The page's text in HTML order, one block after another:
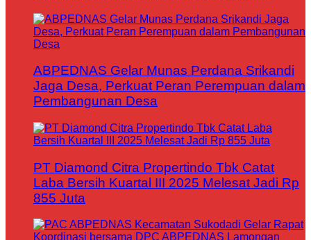
ABPEDNAS Gelar Munas Perdana Srikandi
Jaga Desa, Perkuat Peran Perempuan dalam
Pembangunan Desa
PT Diamond Citra Propertindo Tbk Catat
Laba Bersih Kuartal III 2025 Melesat Jadi Rp
855 Juta